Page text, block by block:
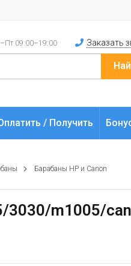
09:00–19:00 Заказать
/ Получить
Барабаны HP и Canon
3030/m1005/